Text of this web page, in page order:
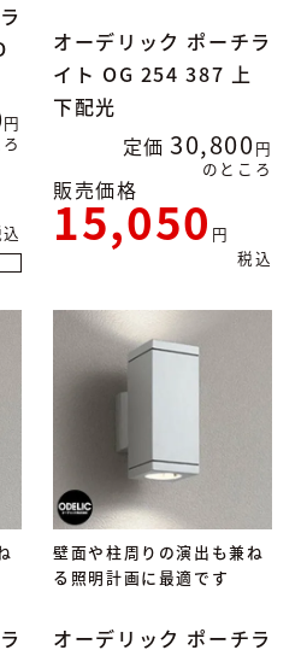
オーデリック ポーチラ
イト OG 254 387 上
下配光
定価 30,800
のところ
販売価格
15,050
税込
壁面や柱周りの演出も兼ね
る照明計画に最適です
オーデリック ポーチラ